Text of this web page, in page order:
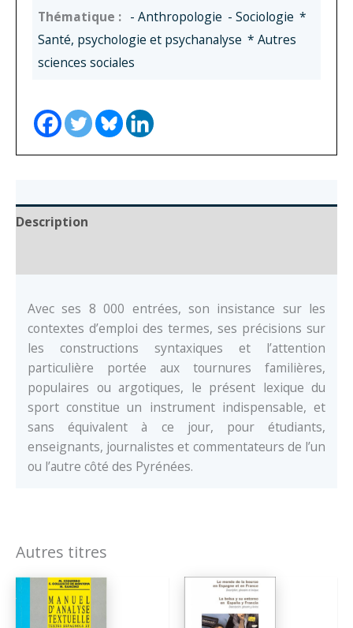
sport
- Anthropologie - Sociologie *
Santé, psychologie et psychanalyse * Autres
sciences sociales
Description
Avec ses 8 000 entrées, son insistance sur les
contextes d’emploi des termes, ses précisions sur
les constructions syntaxiques et l’attention
particulière portée aux tournures familières,
populaires ou argotiques, le présent lexique du
sport constitue un instrument indispensable, et
sans équivalent à ce jour, pour étudiants,
enseignants, journalistes et commentateurs de l’un
ou l’autre côté des Pyrénées.
Autres titres